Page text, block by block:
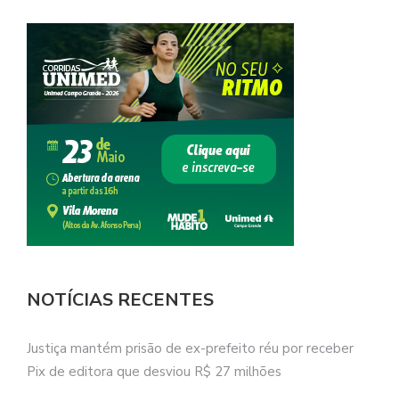
NOTÍCIAS RECENTES
Justiça mantém prisão de ex-prefeito réu por receber
Pix de editora que desviou R$ 27 milhões